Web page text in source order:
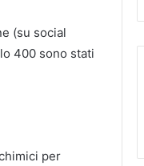
(su social
400 sono stati
per